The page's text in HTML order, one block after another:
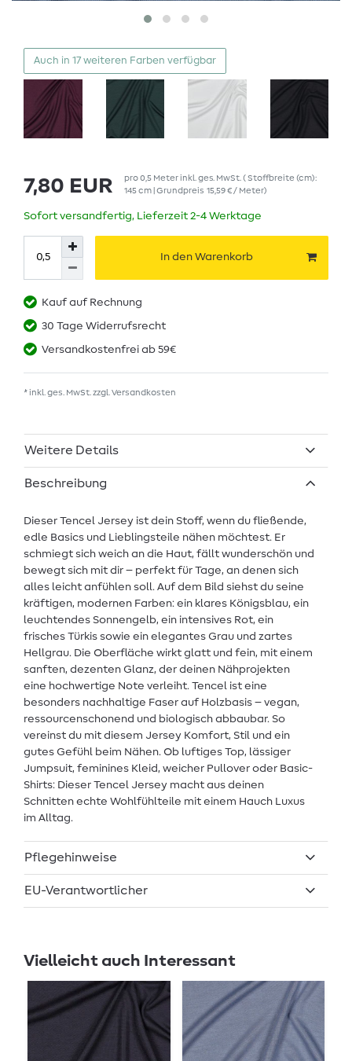
Auch in 17 weiteren Farben verfügbar
7,80 EUR pro0,5 Meterinkl. ges. MwSt. ( Stoffbreite (cm):
145 cm | Grundpreis 15,59 € / Meter)
Sofort versandfertig, Lieferzeit 2-4 Werktage
In den Warenkorb
Kauf auf Rechnung
30 Tage Widerrufsrecht
Versandkostenfrei ab 59€
* inkl. ges. MwSt. zzgl. Versandkosten
Weitere Details
Beschreibung
Dieser Tencel Jersey ist dein Stoff, wenn du fließende,
edle Basics und Lieblingsteile nähen möchtest. Er
schmiegt sich weich an die Haut, fällt wunderschön und
bewegt sich mit dir – perfekt für Tage, an denen sich
alles leicht anfühlen soll. Auf dem Bild siehst du seine
kräftigen, modernen Farben: ein klares Königsblau, ein
leuchtendes Sonnengelb, ein intensives Rot, ein
frisches Türkis sowie ein elegantes Grau und zartes
Hellgrau. Die Oberfläche wirkt glatt und fein, mit einem
sanften, dezenten Glanz, der deinen Nähprojekten
eine hochwertige Note verleiht. Tencel ist eine
besonders nachhaltige Faser auf Holzbasis – vegan,
ressourcenschonend und biologisch abbaubar. So
vereinst du mit diesem Jersey Komfort, Stil und ein
gutes Gefühl beim Nähen. Ob luftiges Top, lässiger
Jumpsuit, feminines Kleid, weicher Pullover oder Basic-
Shirts: Dieser Tencel Jersey macht aus deinen
Schnitten echte Wohlfühlteile mit einem Hauch Luxus
im Alltag.
Pflegehinweise
EU-Verantwortlicher
Vielleicht auch Interessant